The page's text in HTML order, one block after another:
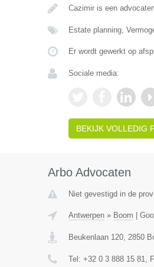
Cazimir is een
Estate planning,
Er wordt gewerkt op
Sociale media:
BEKIJK VOLLEDIG
Arbo Advocaten
Niet gevestigd in de
Antwerpen» Boom
Beukenlaan 120, 2850
Tel: +32 0 3 888 15 81,